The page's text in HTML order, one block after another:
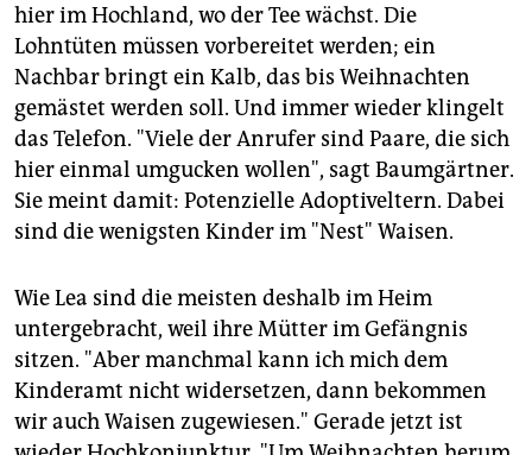
hier im Hochland, wo der Tee wächst. Die
Lohntüten müssen vorbereitet werden; ein
Nachbar bringt ein Kalb, das bis Weihnachten
gemästet werden soll. Und immer wieder klingelt
das Telefon. "Viele der Anrufer sind Paare, die sich
hier einmal umgucken wollen", sagt Baumgärtner.
Sie meint damit: Potenzielle Adoptiveltern. Dabei
sind die wenigsten Kinder im "Nest" Waisen.
Wie Lea sind die meisten deshalb im Heim
untergebracht, weil ihre Mütter im Gefängnis
sitzen. "Aber manchmal kann ich mich dem
Kinderamt nicht widersetzen, dann bekommen
wir auch Waisen zugewiesen." Gerade jetzt ist